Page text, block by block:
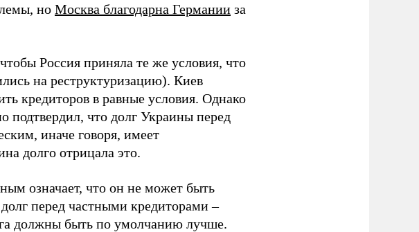
но Москва благодарна Германии за
Россия приняла те же условия, что
на реструктуризацию). Киев
кредиторов в равные условия. Однако
что долг Украины перед
иначе говоря, имеет
долго отрицала это.
означает, что он не может быть
перед частными кредиторами –
должны быть по умолчанию лучше.